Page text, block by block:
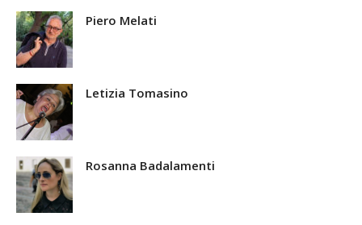
Piero Melati
Letizia Tomasino
Rosanna Badalamenti